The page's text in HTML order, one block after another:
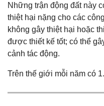
Những trận động đất này
thiệt hại nặng cho các
không gây thiệt hại hoặc
được thiết kế tốt; có thể
cảnh tác động.
Trên thế giới mỗi năm có